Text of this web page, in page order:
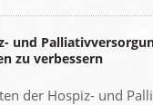
und
zu verbessern
der Hospiz- und